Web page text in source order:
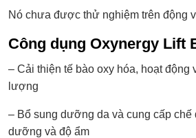
Nó chưa được thử nghiệm trên động
Công dụng Oxynergy Lift
– Cải thiện tế bào oxy hóa, hoạt động
lượng
– Bổ sung dưỡng da và cung cấp chế
dưỡng và độ ẩm